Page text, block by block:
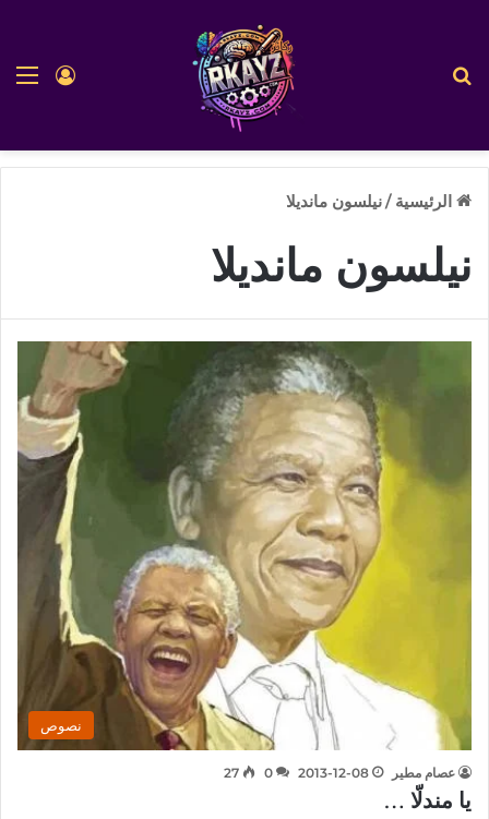
تسجيل
الرئيسية /نيلسون مانديلا
نيلسون مانديلا
نصوص
عصام مطير 2013-12-08
0
27
يا مندلّا …